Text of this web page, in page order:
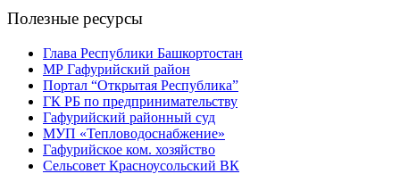
Полезные ресурсы
Глава Республики Башкортостан
МР Гафурийский район
Портал “Открытая Республика”
ГК РБ по предпринимательству
Гафурийский районный суд
МУП «Тепловодоснабжение»
Гафурийское ком. хозяйство
Сельсовет Красноусольский ВК